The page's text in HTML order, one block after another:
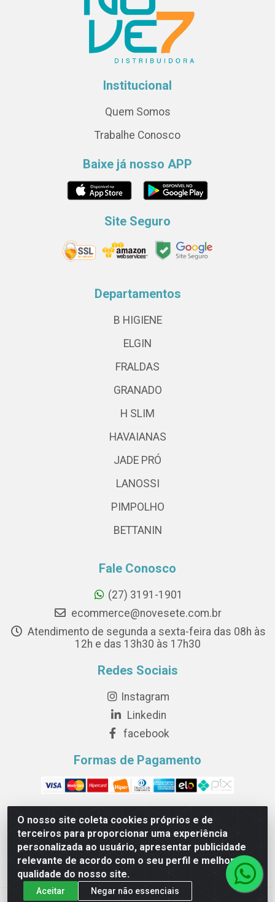
O nosso site coleta cookies próprios e de
terceiros para proporcionar uma experiência
personalizada ao usuário, apresentar publicidade
relevante de acordo com o seu perfil e melhorar a
qualidade do nosso site.
Aceitar Negar não essenciais
Institucional
Quem Somos
Trabalhe Conosco
Baixe já nosso APP
Site Seguro
Departamentos
B HIGIENE
ELGIN
FRALDAS
GRANADO
H SLIM
HAVAIANAS
JADE PRÓ
LANOSSI
PIMPOLHO
BETTANIN
Fale Conosco
(27) 3191-1901
ecommerce@novesete.com.br
Atendimento de segunda a sexta-feira das 08h às
12h e das 13h30 às 17h30
Redes Sociais
Instagram
Linkedin
facebook
Formas de Pagamento
Novesete Distribuidora LTDA - Avenida Setecentos, S/N,
Terminal Intermodal da Serra, Serra/ES - CEP 29161-414 -
CNPJ 29.479.604/0001-44